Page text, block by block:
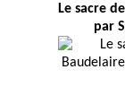
Le sacre
par